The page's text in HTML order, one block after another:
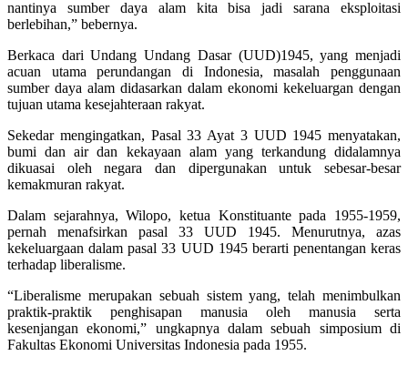
nantinya sumber daya alam kita bisa jadi sarana eksploitasi
berlebihan,” bebernya.
Berkaca dari Undang Undang Dasar (UUD)1945, yang menjadi
acuan utama perundangan di Indonesia, masalah penggunaan
sumber daya alam didasarkan dalam ekonomi kekeluargan dengan
tujuan utama kesejahteraan rakyat.
Sekedar mengingatkan, Pasal 33 Ayat 3 UUD 1945 menyatakan,
bumi dan air dan kekayaan alam yang terkandung didalamnya
dikuasai oleh negara dan dipergunakan untuk sebesar-besar
kemakmuran rakyat.
Dalam sejarahnya, Wilopo, ketua Konstituante pada 1955-1959,
pernah menafsirkan pasal 33 UUD 1945. Menurutnya, azas
kekeluargaan dalam pasal 33 UUD 1945 berarti penentangan keras
terhadap liberalisme.
“Liberalisme merupakan sebuah sistem yang, telah menimbulkan
praktik-praktik penghisapan manusia oleh manusia serta
kesenjangan ekonomi,” ungkapnya dalam sebuah simposium di
Fakultas Ekonomi Universitas Indonesia pada 1955.